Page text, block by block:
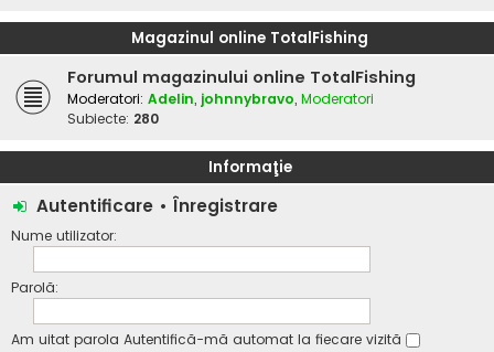
Magazinul online TotalFishing
Forumul magazinului online TotalFishing
Moderatori: Adelin, johnnybravo, Moderatori
Subiecte: 280
Informaţie
Autentificare • Înregistrare
Nume utilizator:
Parolă:
Am uitat parola Autentifică-mă automat la fiecare vizită